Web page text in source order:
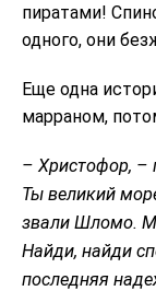
пиратами!
одного, они
Еще одна
марраном,
– Христофор, –
Ты великий
звали Шломо.
Найди, найди
последняя